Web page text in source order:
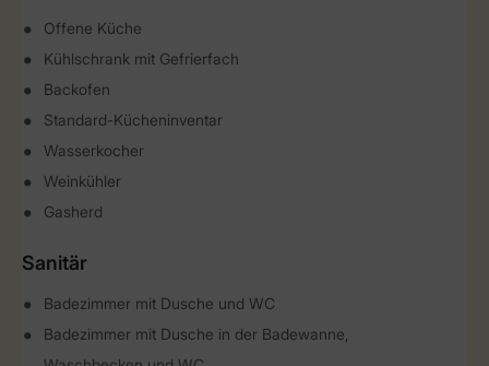
Offene Küche
Kühlschrank mit Gefrierfach
Backofen
Standard-Kücheninventar
Wasserkocher
Weinkühler
Gasherd
Sanitär
Badezimmer mit Dusche und WC
Badezimmer mit Dusche in der Badewanne,